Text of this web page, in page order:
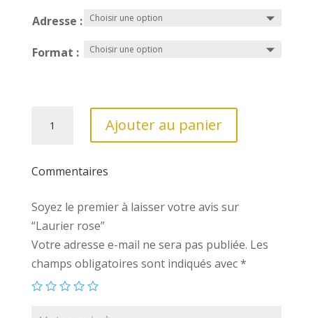
Adresse :
Format :
rose
Ajouter au panier
Commentaires
Soyez le premier à laisser votre avis sur
“Laurier rose”
Votre adresse e-mail ne sera pas publiée. Les
champs obligatoires sont indiqués avec*